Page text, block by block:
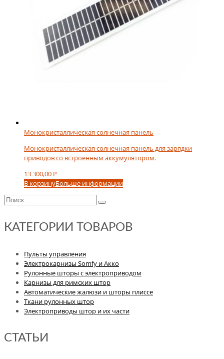
Монокристаллическая солнечная панель
Монокристаллическая солнечная панель для зарядки
приводов со встроенным аккумулятором.
13 300,00₽
В корзинуБольше информации
КАТЕГОРИИ ТОВАРОВ
Пульты управления
Электрокарнизы Somfy и Акко
Рулонные шторы с электроприводом
Карнизы для римских штор
Автоматические жалюзи и шторы плиссе
Ткани рулонных штор
Электроприводы штор и их части
СТАТЬИ